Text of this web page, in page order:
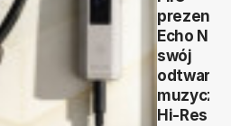
Echo
swój
Hi-Res